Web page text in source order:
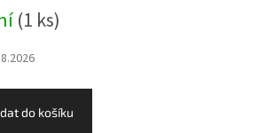
(1 ks)
do košíku